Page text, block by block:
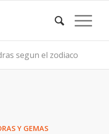
segun el zodiaco
Y GEMAS